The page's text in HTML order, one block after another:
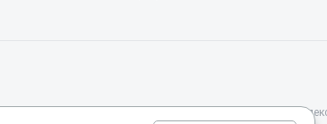
определяемой положениями статьи 437 Гражданского